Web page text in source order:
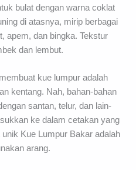
bulat dengan warna coklat
di atasnya, mirip berbagai
apem, dan bingka. Tekstur
dan lembut.
kue lumpur adalah
kentang. Nah, bahan-bahan
santan, telur, dan lain-
ke dalam cetakan yang
Kue Lumpur Bakar adalah
arang.